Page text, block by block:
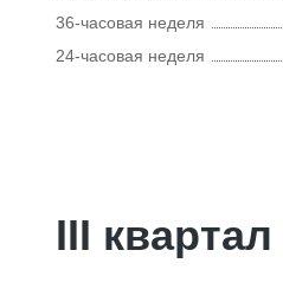
36-часовая неделя
24-часовая неделя
III квартал